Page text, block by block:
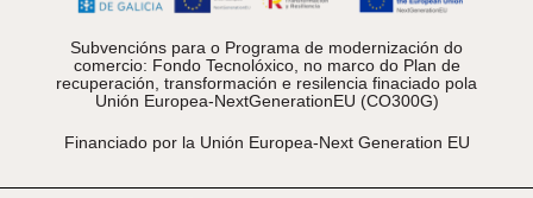
Subvencións para o Programa de modernización do
comercio: Fondo Tecnolóxico, no marco do Plan de
recuperación, transformación e resilencia finaciado pola
Unión Europea-NextGenerationEU (CO300G)
Financiado por la Unión Europea-Next Generation EU